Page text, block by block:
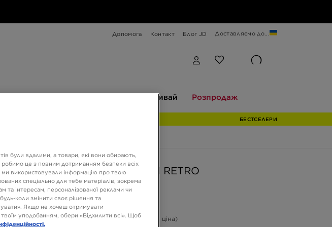
Допомога Контакт Блог JD Доставляємо до...
at JD Бренди Колекції Відкривай Розпродаж
БЕСТСЕЛЕРИ
NIKE DUNK HIGH RETRO
3599 ГРН
6899 ГРН -48% (Початкова ціна)
були вдалими, а товари, які вони обирають,
це з повним дотриманням безпеки всіх
використовували інформацію про твою
спеціально для тебе матеріалів, зокрема
та інтересам, персоналізованої реклами чи
коли змінити своє рішення та
Якщо не хочеш отримувати
твоїм уподобанням, обери «Відхилити всі». Щоб